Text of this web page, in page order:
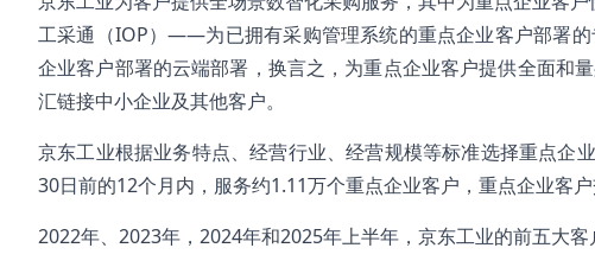
工采通（IOP）——为已拥有采购管理系统的重点企业客户部署
企业客户部署的云端部署，换言之，为重点企业客户提供全面和
汇链接中小企业及其他客户。
京东工业根据业务特点、经营行业、经营规模等标准选择重点企
30日前的12个月内，服务约1.11万个重点企业客户，重点企业客户
2022年、2023年，2024年和2025年上半年，京东工业的前五大